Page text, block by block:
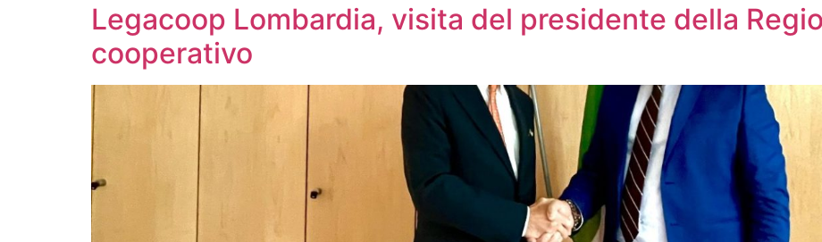
Legacoop Lombardia, visita del presidente della
cooperativo